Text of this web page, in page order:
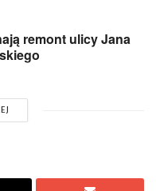
remont ulicy Jana